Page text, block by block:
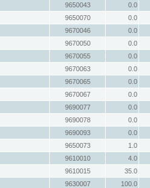
9650043
0.0
9650070
0.0
9670046
0.0
9670050
0.0
9670055
0.0
9670063
0.0
9670065
0.0
9670067
0.0
9690077
0.0
9690078
0.0
9690093
0.0
9650073
1.0
9610010
4.0
9610015
35.0
9630007
100.0